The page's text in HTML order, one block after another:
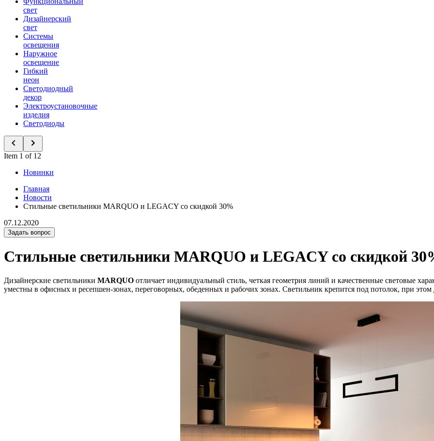
свет
Дизайнерский
свет
Системы
освещения
Наружное
освещение
Гибкий
неон
Светодиодный
декор
Электроустановочные
изделия
Светодиоды
Item 1 of 12
Новинки
Главная
Новости
Стильные светильники MARQUO и LEGACY со скидкой 30%
07.12.2020
Задать вопрос
Стильные светильники MARQUO и LEGACY со скидкой
Дизайнерские светильники MARQUO отличает индивидуальный стиль, четкая геометрия линий и качественные световые
уместны в офисных и ресепшен-зонах, переговорных, обеденных и рабочих зонах. Светильник крепится под потолок, при